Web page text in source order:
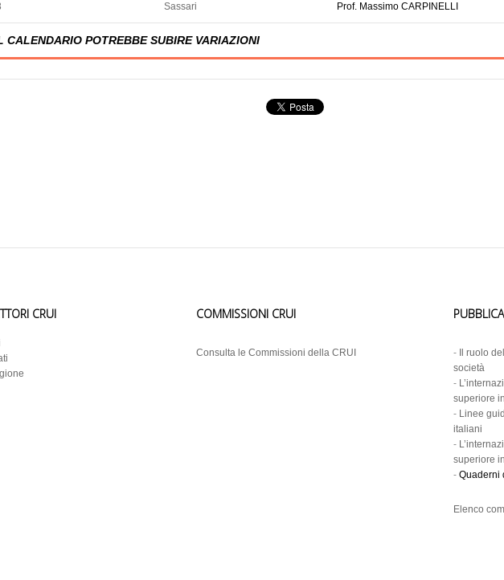
Sassari Prof. Massimo CARPINELLI
CALENDARIO POTREBBE SUBIRE VARIAZIONI
CRUI COMMISSIONI CRUI
Consulta le Commissioni della CRUI -
Il ruolo
società
-
superiore
- Linee
italiani
-
superiore
- Quaderni
Elenco